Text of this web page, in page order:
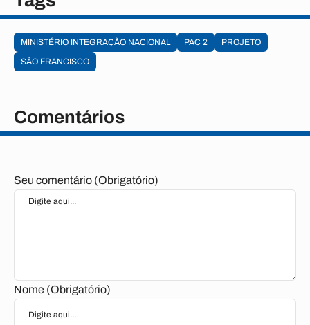
MINISTÉRIO INTEGRAÇÃO NACIONAL PAC 2
PROJETO
SÃO FRANCISCO
Comentários
Seu comentário (Obrigatório)
Nome (Obrigatório)